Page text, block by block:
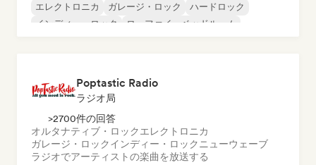
エレクトロニカ
ガレージ・ロック
ハードロック
インディー・ロック
ローファイ・ベッドルーム
Poptastic Radio
ラジオ局
>2700件の回答
オルタナティブ・ロックエレクトロニカ
ガレージ・ロックインディー・ロック ニューウェーブ
ラジオでアーティストの楽曲を放送する